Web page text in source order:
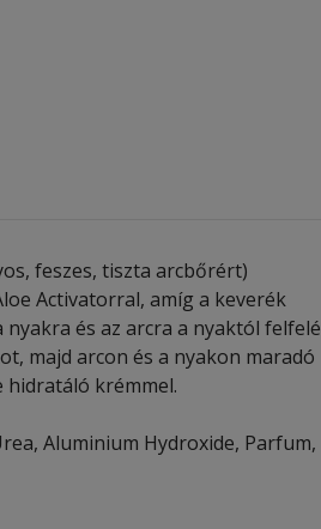
feszes, tiszta arcbőrért)
Activatorral, amíg a keverék
és az arcra a nyaktól felfelé
majd arcon és a nyakon maradó
hidratáló krémmel.
Aluminium Hydroxide, Parfum,